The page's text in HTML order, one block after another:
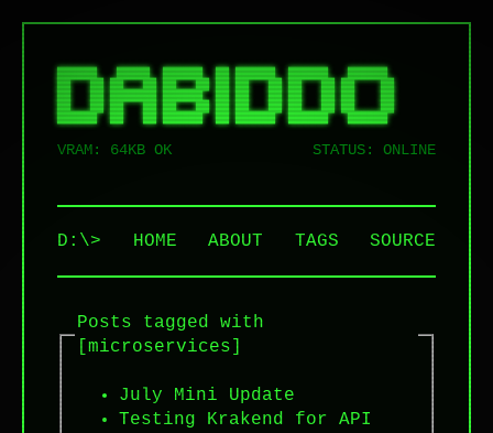
██████   █████  ██████  ██ ██████  ██████   ██████
██   ██ ██   ██ ██   ██ ██ ██   ██ ██   ██ ██    ██
██   ██ ███████ ██████  ██ ██   ██ ██   ██ ██    ██
██   ██ ██   ██ ██   ██ ██ ██   ██ ██   ██ ██    ██
VRAM: 64KB OK STATUS: ONLINE
D:\> HOME ABOUT TAGS SOURCE
Posts tagged with
[microservices]
July Mini Update
Testing Krakend for API